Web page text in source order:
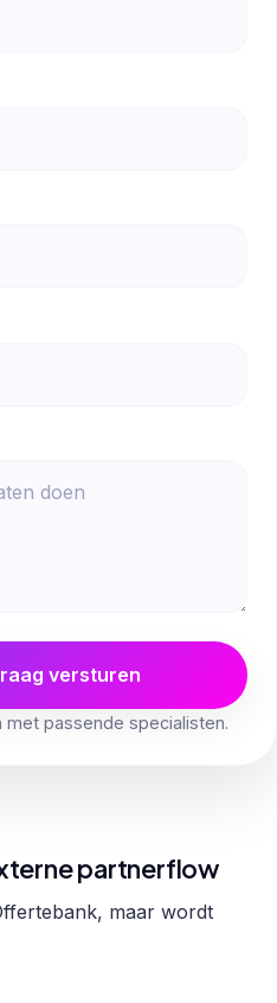
versturen
met passende specialisten.
partnerflow
maar wordt